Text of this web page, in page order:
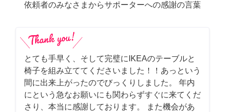
依頼者のみなさまからサポーターへの感謝の言葉
とても手早く、そして完璧にIKEAのテーブルと
椅子を組み立ててくださいました！！あっという
間に出来上がったのでびっくりしました。 年内
にという急なお願いにも関わらずすぐに来てくだ
さり、本当に感謝しております。 また機会があ